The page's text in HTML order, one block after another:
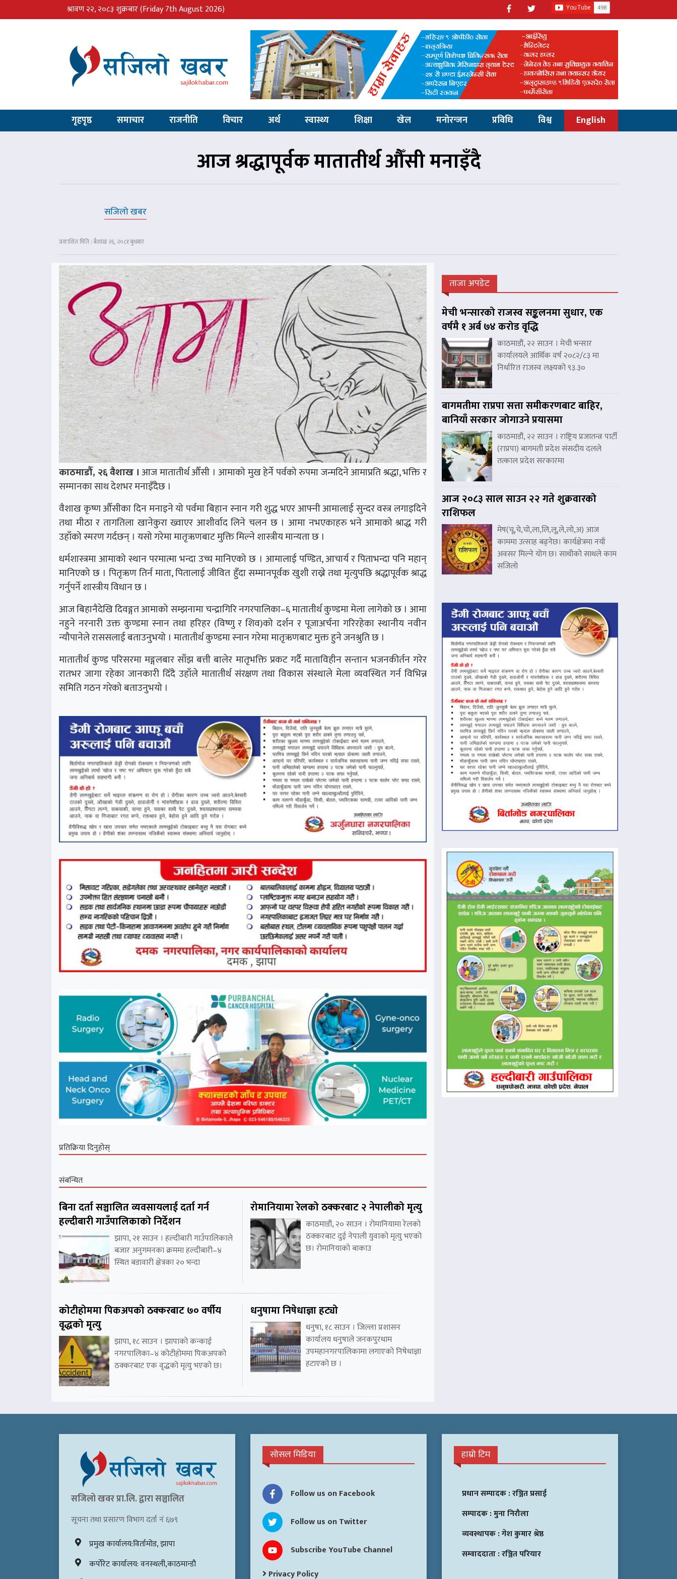
श्रावण २२, २०८३ शुक्रबार(Friday 7th August 2026)
गृहपृष्ठ समाचार राजनीति विचार अर्थ स्वास्थ्य शिक्षा खेल मनोरन्जन प्रविधि विश्व English
आज श्रद्धापूर्वक मातातीर्थ औँसी मनाइँदै
सजिलो खबर
प्रकाशित मिति : बैशाख २६, २०८१ बुधबार
काठमाडौँ, २६ वैशाख ।आज मातातीर्थ औँसी । आमाको मुख हेर्ने पर्वको रुपमा जन्मदिने आमाप्रति श्रद्धा, भक्ति र
सम्मानका साथ देशभर मनाइँदैछ ।
वैशाख कृष्ण औँसीका दिन मनाइने यो पर्वमा बिहान स्नान गरी शुद्ध भएर आफ्नी आमालाई सुन्दर वस्त्र लगाइदिने
तथा मीठा र तागतिला खानेकुरा ख्वाएर आशीर्वाद लिने चलन छ । आमा नभएकाहरु भने आमाको श्राद्ध गरी
उहाँको स्मरण गर्दछन् । यसो गरेमा मातृऋणबाट मुक्ति मिल्ने शास्त्रीय मान्यता छ ।
धर्मशास्त्रमा आमाको स्थान परमात्मा भन्दा उच्च मानिएको छ । आमालाई पण्डित, आचार्य र पिताभन्दा पनि महान्
मानिएको छ । पितृऋण तिर्न माता, पितालाई जीवित हुँदा सम्मानपूर्वक खुशी राख्ने तथा मृत्युपछि श्रद्धापूर्वक श्राद्ध
गर्नुपर्ने शास्त्रीय विधान छ ।
आज बिहानैदेखि दिवङ्गत आमाको सम्झनामा चन्द्रागिरि नगरपालिका–६ मातातीर्थ कुण्डमा मेला लागेको छ । आमा
नहुने नरनारी उक्त कुण्डमा स्नान तथा हरिहर (विष्णु र शिव)को दर्शन र पूजाअर्चना गरिरहेका स्थानीय नवीन
न्यौपानेले राससलाई बताउनुभयो । मातातीर्थ कुण्डमा स्नान गरेमा मातृऋणबाट मुक्त हुने जनश्रुति छ ।
मातातीर्थ कुण्ड परिसरमा मङ्गलबार साँझ बत्ती बालेर मातृभक्ति प्रकट गर्दै माताविहीन सन्तान भजनकीर्तन गरेर
रातभर जागा रहेका जानकारी दिँदै उहाँले मातातीर्थ संरक्षण तथा विकास संस्थाले मेला व्यवस्थित गर्न विभिन्न
समिति गठन गरेको बताउनुभयो ।
प्रतिक्रिया दिनुहोस्
संबन्धित
बिना दर्ता सञ्चालित व्यवसायलाई दर्ता गर्न
हल्दीबारी गाउँपालिकाको निर्देशन
झापा, २१ साउन । हल्दीबारी गाउँपालिकाले
बजार अनुगमनका क्रममा हल्दीबारी–४
स्थित बडावारी क्षेत्रका २० भन्दा
रोमानियामा रेलको ठक्करबाट २ नेपालीको मृत्यु
काठमाडौं, २० साउन । रोमानियामा रेलको
ठक्करबाट दुई नेपाली युवाको मृत्यु भएको
छ। रोमानियाको बाकाउ
कोटीहोममा पिकअपको ठक्करबाट ७० वर्षीय
वृद्धको मृत्यु
झापा, १८ साउन । झापाको कन्काई
नगरपालिका–४ कोटीहोममा पिकअपको
ठक्करबाट एक वृद्धको मृत्यु भएको छ।
धनुषामा निषेधाज्ञा हट्यो
धनुषा, १८ साउन । जिल्ला प्रशासन
कार्यालय धनुषाले जनकपुरधाम
उपमहानगरपालिकामा लगाएको निषेधाज्ञा
हटाएको छ ।
ताजा अपडेट
मेची भन्सारको राजस्व सङ्कलनमा सुधार, एक
वर्षमै १ अर्ब ७४ करोड वृद्धि
काठमाडौं, २२ साउन । मेची भन्सार
कार्यालयले आर्थिक वर्ष २०८२/८३ मा
निर्धारित राजस्व लक्ष्यको ९३.३०
बागमतीमा राप्रपा सत्ता समीकरणबाट बाहिर,
बानियाँ सरकार जोगाउने प्रयासमा
काठमाडौं, २२ साउन । राष्ट्रिय प्रजातन्त्र पार्टी
(राप्रपा) बागमती प्रदेश संसदीय दलले
तत्काल प्रदेश सरकारमा
आज २०८३ साल साउन २२ गते शुक्रवारको
राशिफल
मेष(चू,चे,चो,ला,लि,लू,ले,लो,अ) आज
काममा उत्साह बढ्नेछ। कार्यक्षेत्रमा नयाँ
अवसर मिल्ने योग छ। साथीको साथले काम
सजिलो
सजिलो खवर प्रा.लि. द्वारा सञ्चालित
सूचना तथा प्रसारण विभाग दर्ता नं ६७९
प्रमुख कार्यालय:विर्तामोड, झापा
कर्पोरेट कार्यालय: वनस्थली,काठमान्डौ
सोसल मिडिया
Follow us on Facebook
Follow us on Twitter
Subscribe YouTube Channel
Privacy Policy
हाम्रो टिम
प्रधान सम्पादक :रञ्जित प्रसाई
सम्पादक :मुना निरौला
व्यवस्थापक :गेश कुमार श्रेष्ठ
सम्वाददाता :रञ्जित परियार